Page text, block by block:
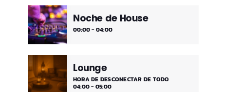
Noche de House
00:00 - 04:00
Lounge
HORA DE DESCONECTAR DE TODO
04:00 - 05:00